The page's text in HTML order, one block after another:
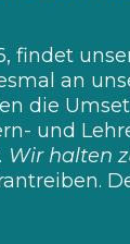
findet
an
die
und
Wir halten